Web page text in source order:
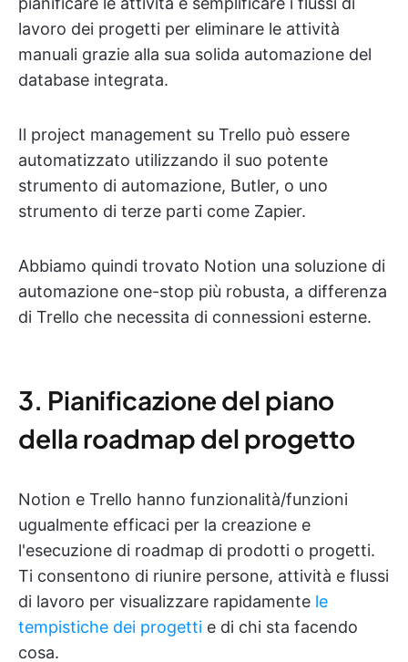
lavoro dei progetti per eliminare le attività
manuali grazie alla sua solida automazione del
database integrata.
Il project management su Trello può essere
automatizzato utilizzando il suo potente
strumento di automazione, Butler, o uno
strumento di terze parti come Zapier.
Abbiamo quindi trovato Notion una soluzione di
automazione one-stop più robusta, a differenza
di Trello che necessita di connessioni esterne.
3. Pianificazione del piano
della roadmap del progetto
Notion e Trello hanno funzionalità/funzioni
ugualmente efficaci per la creazione e
l'esecuzione di roadmap di prodotti o progetti.
Ti consentono di riunire persone, attività e flussi
di lavoro per visualizzare rapidamente le
tempistiche dei progetti e di chi sta facendo
cosa.